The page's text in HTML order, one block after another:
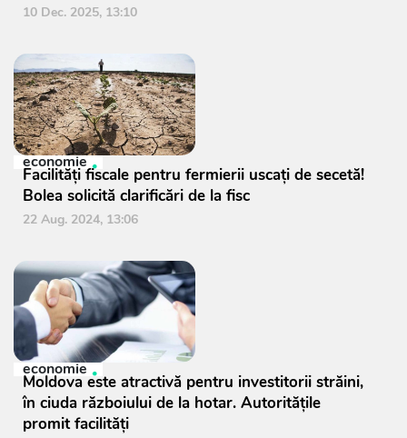
10 Dec. 2025, 13:10
economie
Facilități fiscale pentru fermierii uscați de secetă!
Bolea solicită clarificări de la fisc
22 Aug. 2024, 13:06
economie
Moldova este atractivă pentru investitorii străini,
în ciuda războiului de la hotar. Autoritățile
promit facilități